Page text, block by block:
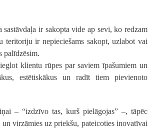
sastāvdaļa ir sakopta vide ap sevi, ko redzam
teritoriju ir nepieciešams sakopt, uzlabot vai
palīdzēsim.
klientu rūpes par saviem īpašumiem un
estētiskākus un radīt tiem pievienoto
– “izdzīvo tas, kurš pielāgojas” –, tāpēc
un virzāmies uz priekšu, pateicoties inovatīvai